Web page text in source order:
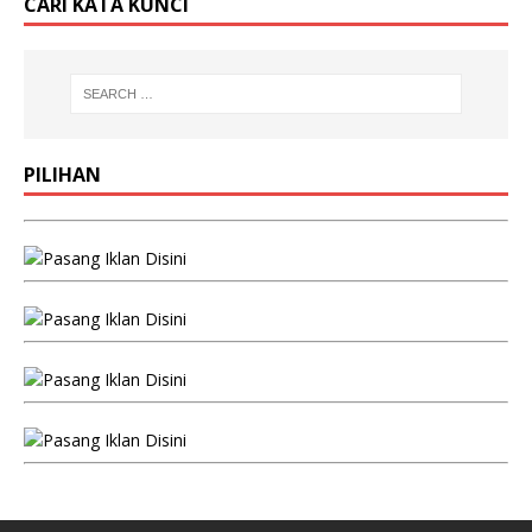
PILIHAN